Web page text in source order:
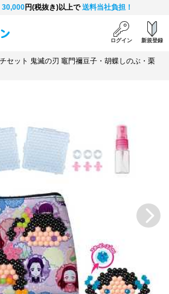
30,000円(税抜き)以上で送料当社負担！
ログイン 新規登録
セット 鬼滅の刃 竈門禰豆子・胡蝶しのぶ・栗